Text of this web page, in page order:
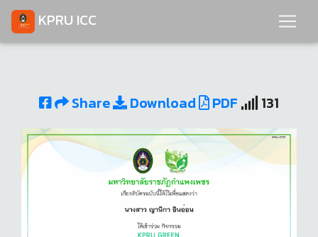
KPRU ICC
Share Download PDF 131